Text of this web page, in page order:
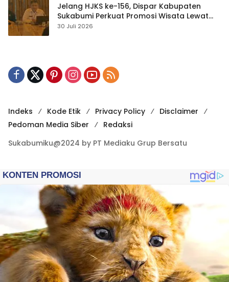
Jelang HJKS ke-156, Dispar Kabupaten
Sukabumi Perkuat Promosi Wisata Lewat
Publikasi Digital
30 Juli 2026
Indeks Kode Etik Privacy Policy
Disclaimer
Pedoman Media Siber
Redaksi
Sukabumiku@2024 by PT Mediaku Grup Bersatu